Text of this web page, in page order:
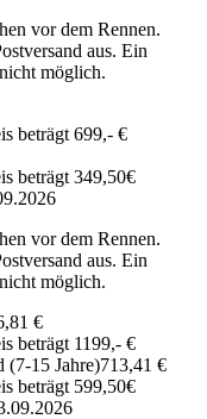
vor dem Rennen.
aus. Ein
möglich.
beträgt 699,- €
beträgt 349,50€
vor dem Rennen.
aus. Ein
möglich.
€
beträgt 1199,- €
(7-15 Jahre)713,41 €
beträgt 599,50€